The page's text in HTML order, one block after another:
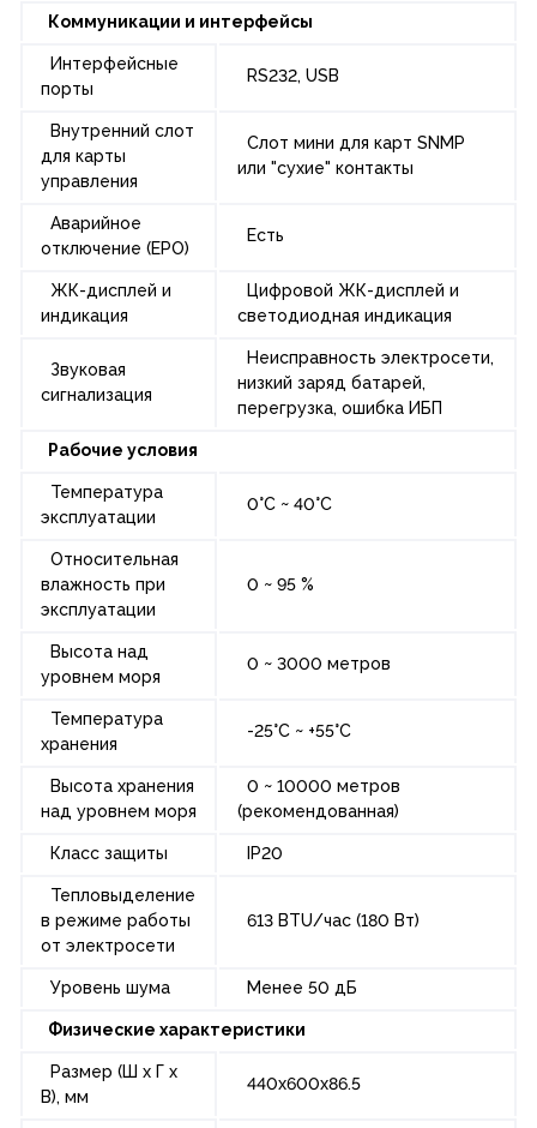
Коммуникации и интерфейсы
Интерфейсные
порты
RS232, USB
Внутренний слот
для карты
управления
Слот мини для карт SNMP
или "сухие" контакты
Аварийное
отключение (EPO)
Есть
ЖК-дисплей и
индикация
Цифровой ЖК-дисплей и
светодиодная индикация
Звуковая
сигнализация
Неисправность электросети,
низкий заряд батарей,
перегрузка, ошибка ИБП
Рабочие условия
Температура
эксплуатации
0°C ~ 40°C
Относительная
влажность при
эксплуатации
0 ~ 95 %
Высота над
уровнем моря
0 ~ 3000 метров
Температура
хранения
-25°C ~ +55°C
Высота хранения
над уровнем моря
0 ~ 10000 метров
(рекомендованная)
Класс защиты IP20
Тепловыделение
в режиме работы
от электросети
613 BTU/час (180 Вт)
Уровень шума Менее 50 дБ
Физические характеристики
Размер (Ш х Г х
В), мм
440х600х86.5